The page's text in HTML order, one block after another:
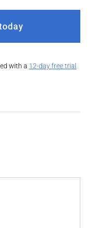
with a 12-day free trial